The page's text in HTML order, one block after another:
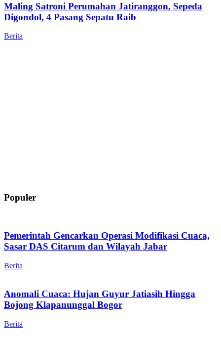
Maling Satroni Perumahan Jatiranggon, Sepeda
Digondol, 4 Pasang Sepatu Raib
Berita
Populer
Pemerintah Gencarkan Operasi Modifikasi Cuaca,
Sasar DAS Citarum dan Wilayah Jabar
Berita
Anomali Cuaca: Hujan Guyur Jatiasih Hingga
Bojong Klapanunggal Bogor
Berita